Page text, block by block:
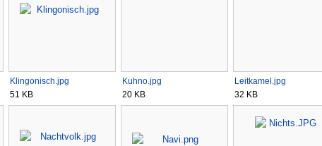
Klingonisch.jpg
51 KB
Kuhno.jpg
20 KB
Leitkamel.jpg
32 KB